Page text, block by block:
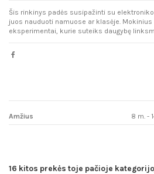
Šis rinkinys padės susipažinti su
juos nauduoti namuose ar klasėje.
eksperimentai, kurie suteiks daugybę
Amžius 8 m. -
16 kitos prekės toje pačioje